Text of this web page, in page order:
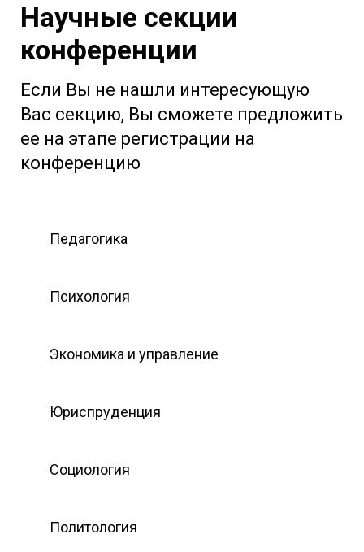
Научные секции
конференции
Если Вы не нашли интересующую
Вас секцию, Вы сможете предложить
ее на этапе регистрации на
конференцию
Педагогика
Психология
Экономика и управление
Юриспруденция
Социология
Политология